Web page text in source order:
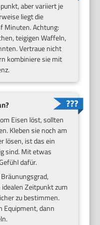
aber variiert je
liegt die
Minuten. Achtung:
teigigen Waffeln,
Vertraue nicht
kombiniere sie mit
Eisen löst, sollten
Kleben sie noch am
lösen, ist das ein
sind. Mit etwas
dafür.
Zeitpunkt zum
zu bestimmen.
Equipment, dann